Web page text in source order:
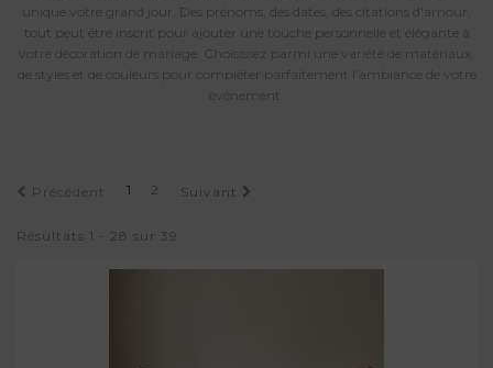
unique votre grand jour. Des prénoms, des dates, des citations d'amour,
tout peut être inscrit pour ajouter une touche personnelle et élégante à
votre décoration de mariage. Choisissez parmi une variété de matériaux,
de styles et de couleurs pour compléter parfaitement l’ambiance de votre
événement.
Précédent 1 2 Suivant
Résultats 1 - 28 sur 39.